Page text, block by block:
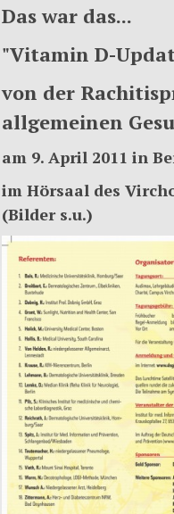
Das war das...
"Vitamin D-
von der
allgemeinen
am 9. April 2011 in
im Hörsaal des
(Bilder s.u.)